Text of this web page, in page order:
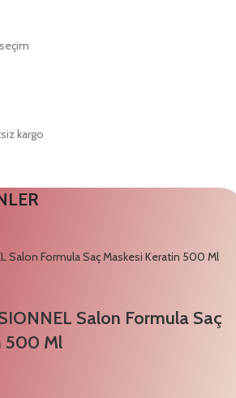
kargo
Salon Formula Saç
500 Ml